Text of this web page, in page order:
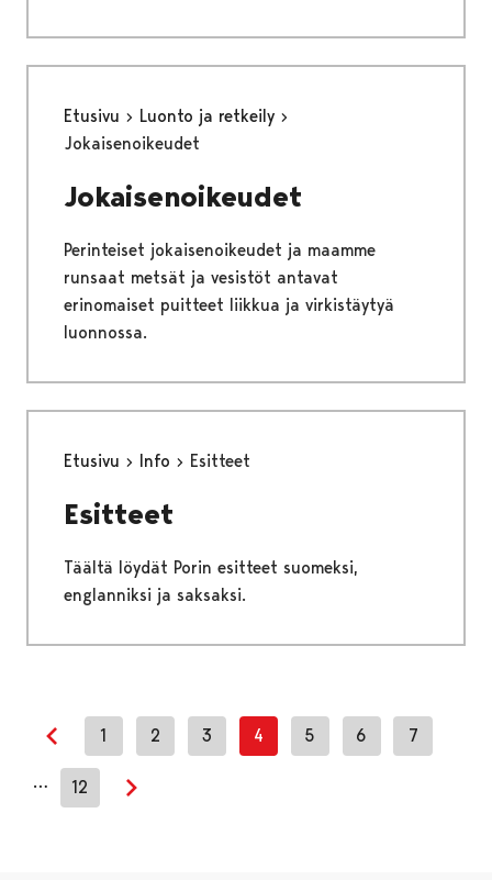
Etusivu
Luonto ja retkeily
Jokaisenoikeudet
Jokaisenoikeudet
Perinteiset jokaisenoikeudet ja maamme
runsaat metsät ja vesistöt antavat
erinomaiset puitteet liikkua ja virkistäytyä
luonnossa.
Etusivu Info Esitteet
Esitteet
Täältä löydät Porin esitteet suomeksi,
englanniksi ja saksaksi.
Previous page
1 2 3 4 5 6 7
… 12